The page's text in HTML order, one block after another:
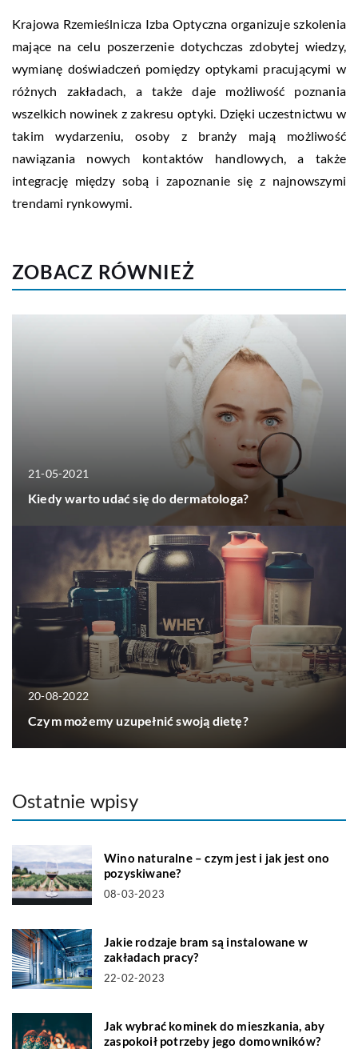
Krajowa Rzemieślnicza Izba Optyczna organizuje szkolenia
mające na celu poszerzenie dotychczas zdobytej wiedzy,
wymianę doświadczeń pomiędzy optykami pracującymi w
różnych zakładach, a także daje możliwość poznania
wszelkich nowinek z zakresu optyki. Dzięki uczestnictwu w
takim wydarzeniu, osoby z branży mają możliwość
nawiązania nowych kontaktów handlowych, a także
integrację między sobą i zapoznanie się z najnowszymi
trendami rynkowymi.
ZOBACZ RÓWNIEŻ
21-05-2021
Kiedy warto udać się do dermatologa?
20-08-2022
Czym możemy uzupełnić swoją dietę?
Ostatnie wpisy
Wino naturalne – czym jest i jak jest ono
pozyskiwane?
08-03-2023
Jakie rodzaje bram są instalowane w
zakładach pracy?
22-02-2023
Jak wybrać kominek do mieszkania, aby
zaspokoił potrzeby jego domowników?